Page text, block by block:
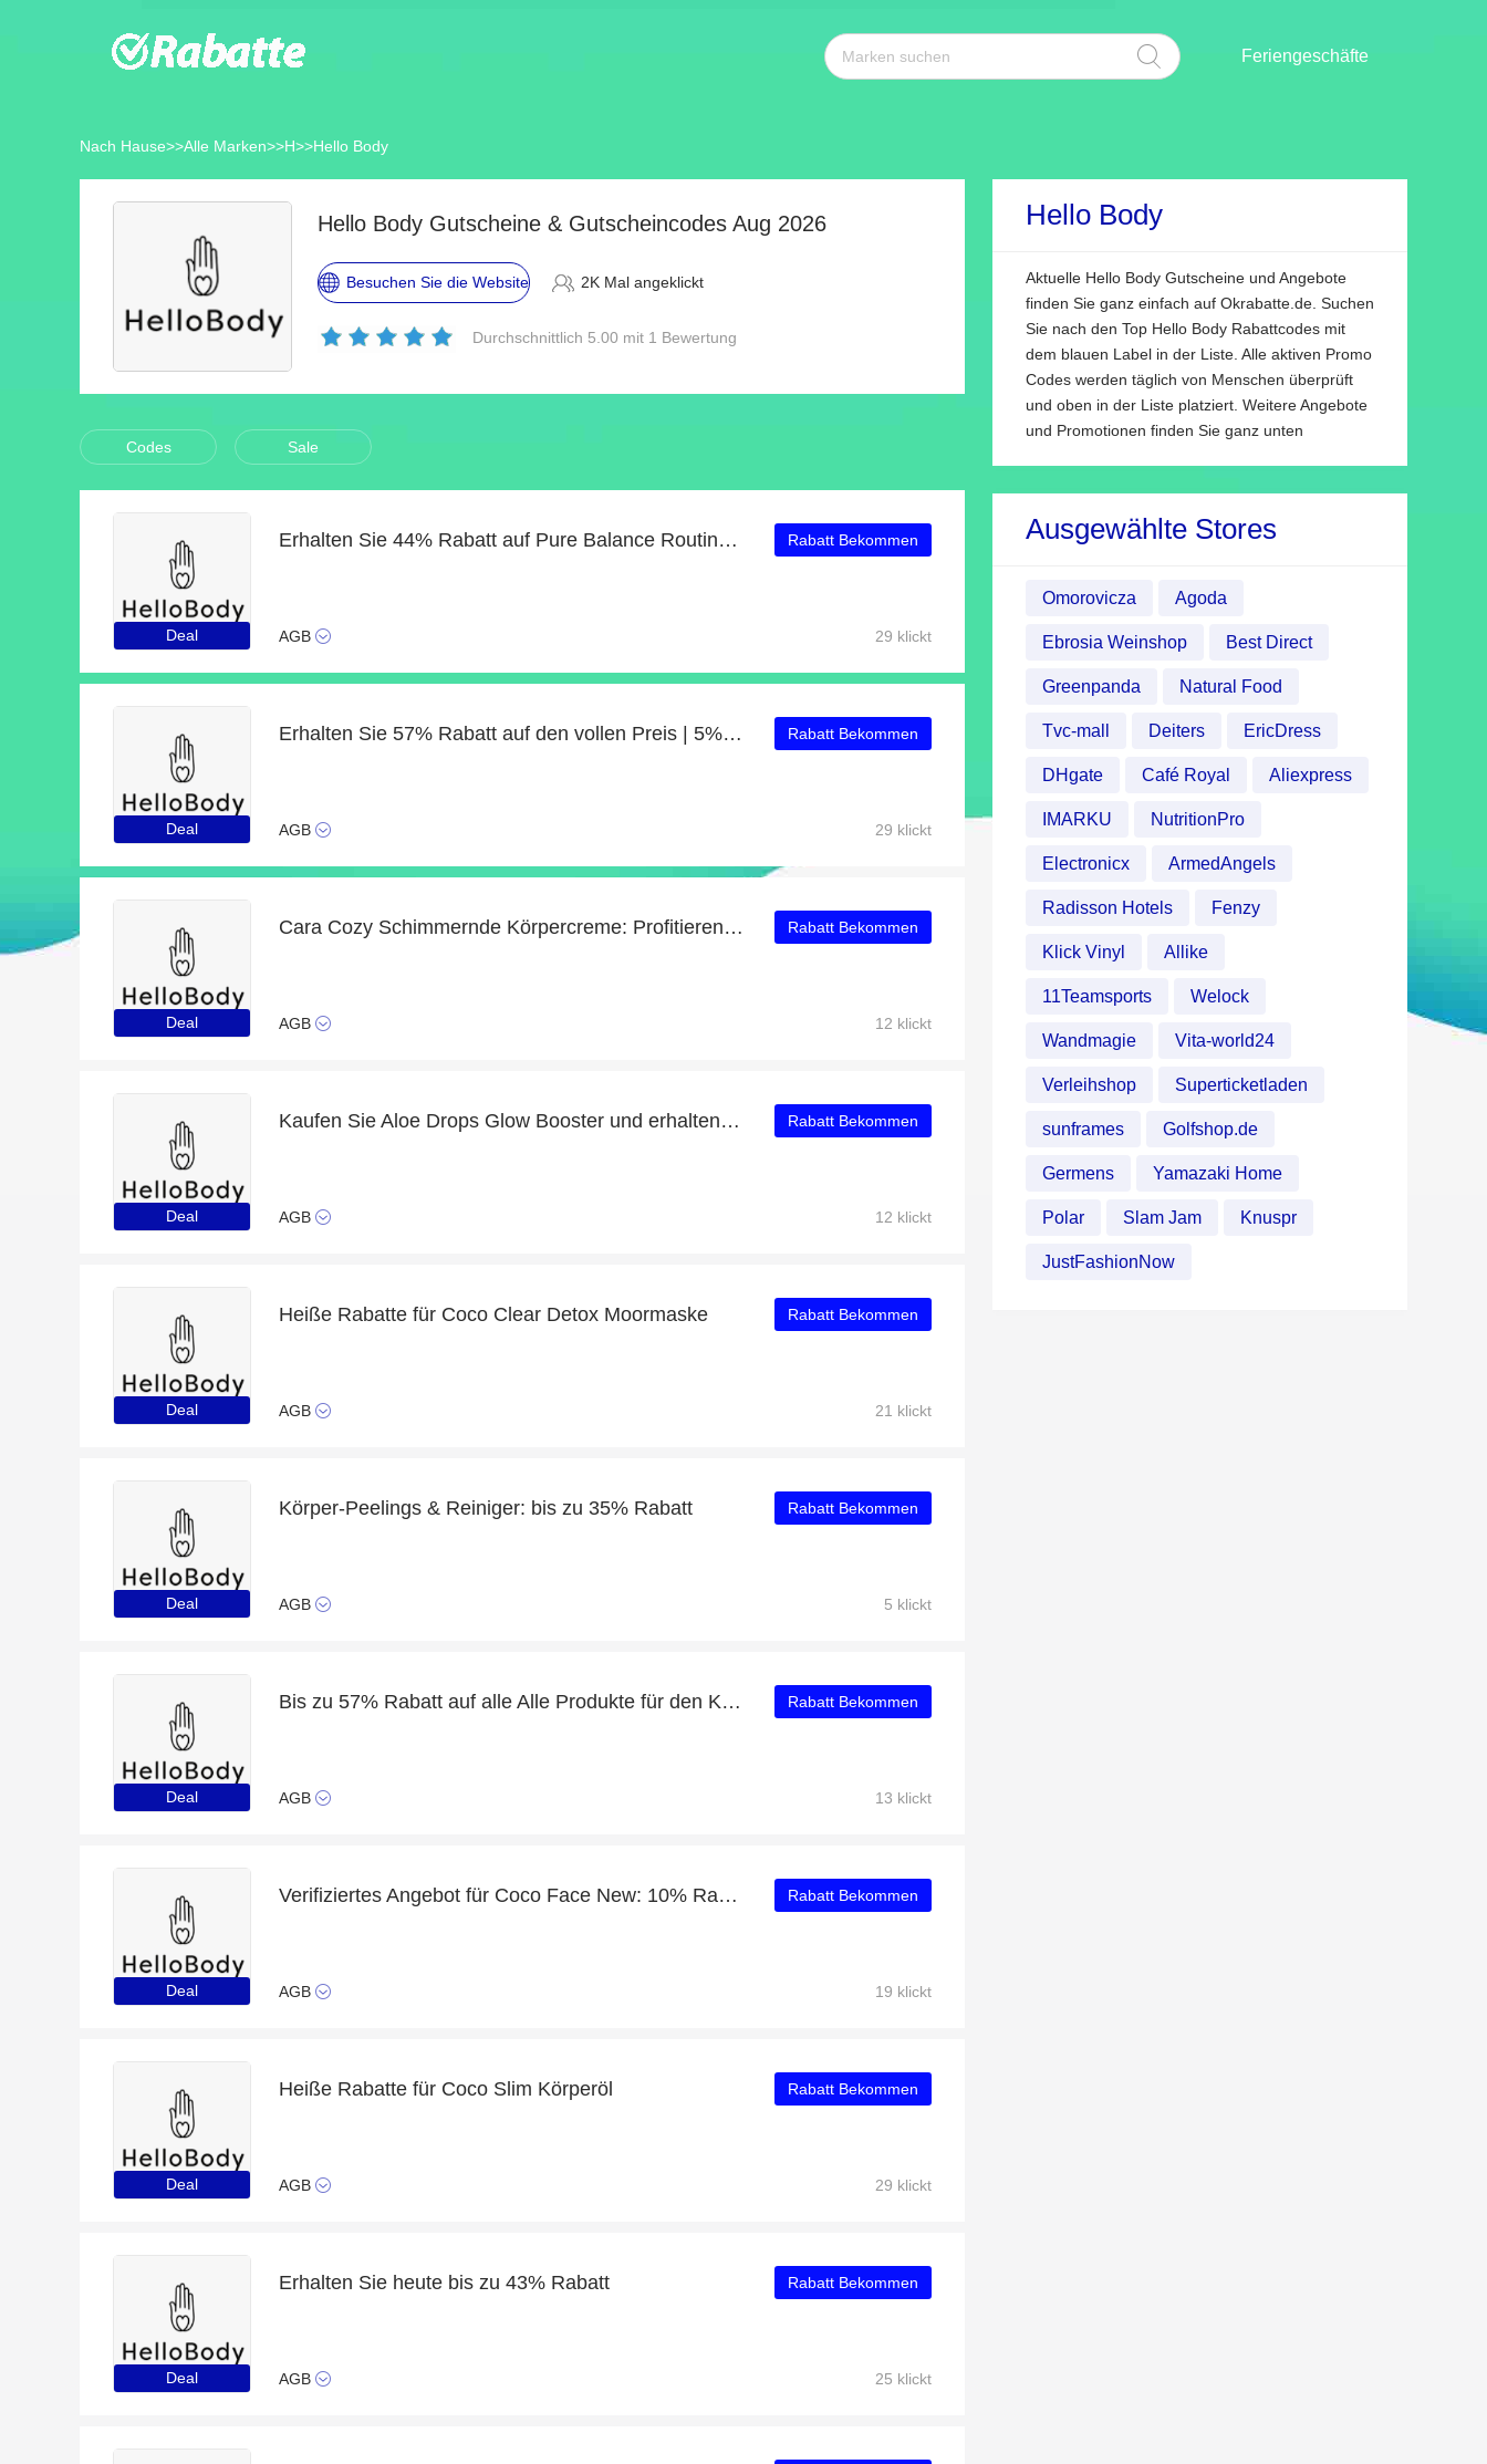
Feriengeschäfte
Nach Hause>>Alle Marken>>H>>Hello Body
Hello Body Gutscheine & Gutscheincodes Aug 2026
Besuchen Sie die Website 2K Mal angeklickt
Durchschnittlich 5.00 mit 1 Bewertung
Codes Sale
Deal
Erhalten Sie 44% Rabatt auf Pure Balance Routine Breeze Toner
AGB
Rabatt Bekommen
29 klickt
Deal
Erhalten Sie 57% Rabatt auf den vollen Preis | 5% Rabatt auf Aloé Splash Erfrischendes Duschgel
AGB
Rabatt Bekommen
29 klickt
Deal
Cara Cozy Schimmernde Körpercreme: Profitieren Sie von 58% Rabatt auf Ihren Einkauf
AGB
Rabatt Bekommen
12 klickt
Deal
Kaufen Sie Aloe Drops Glow Booster und erhalten Sie 10% Rabatt
AGB
Rabatt Bekommen
12 klickt
Deal
Heiße Rabatte für Coco Clear Detox Moormaske
AGB
Rabatt Bekommen
21 klickt
Deal
Körper-Peelings & Reiniger: bis zu 35% Rabatt
AGB
Rabatt Bekommen
5 klickt
Deal
Bis zu 57% Rabatt auf alle Alle Produkte für den Körper
AGB
Rabatt Bekommen
13 klickt
Deal
Verifiziertes Angebot für Coco Face New: 10% Rabatt
AGB
Rabatt Bekommen
19 klickt
Deal
Heiße Rabatte für Coco Slim Körperöl
AGB
Rabatt Bekommen
29 klickt
Deal
Erhalten Sie heute bis zu 43% Rabatt
AGB
Rabatt Bekommen
25 klickt
Hello Body
Aktuelle Hello Body Gutscheine und Angebote
finden Sie ganz einfach auf Okrabatte.de. Suchen
Sie nach den Top Hello Body Rabattcodes mit
dem blauen Label in der Liste. Alle aktiven Promo
Codes werden täglich von Menschen überprüft
und oben in der Liste platziert. Weitere Angebote
und Promotionen finden Sie ganz unten
Ausgewählte Stores
Omorovicza Agoda
Ebrosia Weinshop Best Direct
Greenpanda Natural Food
Tvc-mall Deiters EricDress
DHgate Café Royal Aliexpress
IMARKU NutritionPro
Electronicx ArmedAngels
Radisson Hotels Fenzy
Klick Vinyl Allike
11Teamsports Welock
Wandmagie Vita-world24
Verleihshop Superticketladen
sunframes Golfshop.de
Germens Yamazaki Home
Polar Slam Jam Knuspr
JustFashionNow